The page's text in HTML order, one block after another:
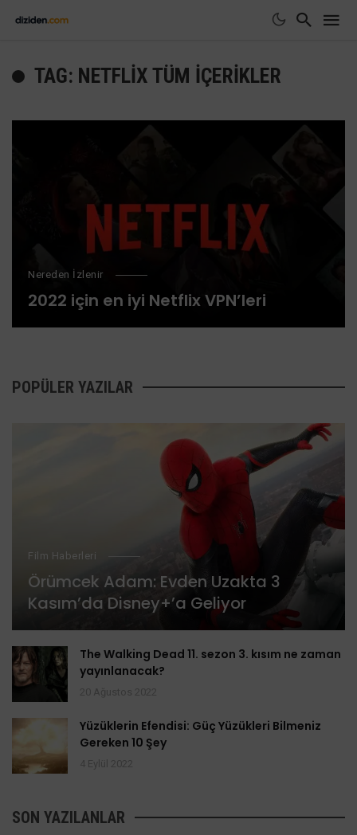
TAG: NETFLIX TÜM IÇERIKLER
Nereden İzlenir
2022 için en iyi Netflix VPN’leri
POPÜLER YAZILAR
Film Haberleri
Örümcek Adam: Evden Uzakta 3
Kasım’da Disney+’a Geliyor
The Walking Dead 11. sezon 3. kısım ne zaman
yayınlanacak?
Yüzüklerin Efendisi: Güç Yüzükleri Bilmeniz
Gereken 10 Şey
SON YAZILANLAR